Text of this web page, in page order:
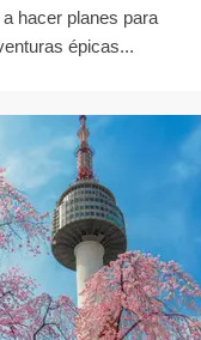
hacer planes para
épicas...